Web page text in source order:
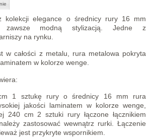
kolekcji elegance o średnicy rury 16 mm
zawsze modną stylizacją. Jedne z
na rynku.
w całości z metalu, rura metalowa pokryta
w kolorze wenge.
1 sztukę rury o średnicy 16 mm rura
jakości laminatem w kolorze wenge,
240 cm 2 sztuki rury łączone łącznikiem
zastosować wewnątrz rurki. Łączenie
jest przykryte wspornikiem.